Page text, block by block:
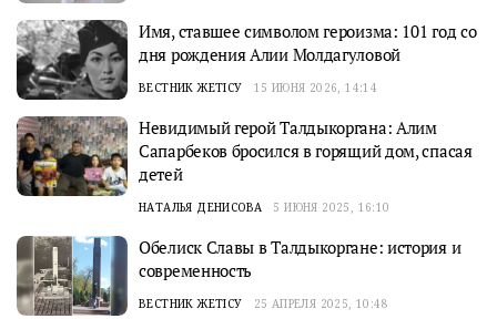
Имя, ставшее символом героизма: 101 год со
дня рождения Алии Молдагуловой
ВЕСТНИК ЖЕТІСУ 15 ИЮНЯ 2026, 14:14
Невидимый герой Талдыкоргана: Алим
Сапарбеков бросился в горящий дом, спасая
детей
НАТАЛЬЯ ДЕНИСОВА 5 ИЮНЯ 2025, 16:10
Обелиск Славы в Талдыкоргане: история и
современность
ВЕСТНИК ЖЕТІСУ 25 АПРЕЛЯ 2025, 10:48